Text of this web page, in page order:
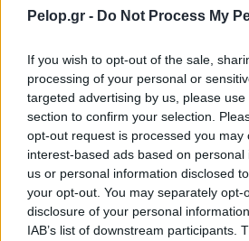
Pelop.gr - Do Not Process My
If you wish to opt-out of the sale,
processing of your personal or
targeted advertising by us, please
section to confirm your selection.
opt-out request is processed you may
interest-based ads based on
us or personal information disclosed
your opt-out. You may separately opt-
disclosure of your personal
IAB’s list of downstream participants.
Θηλασμός: Το «θαύμα» των
συμβαίνει στον εγκέφαλο του